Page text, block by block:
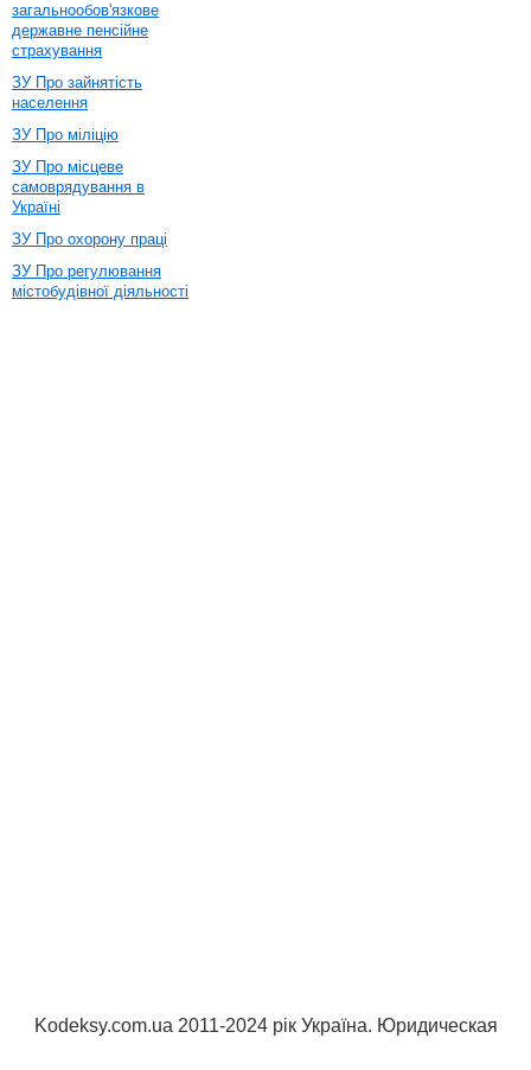
загальнообов'язкове
державне пенсійне
страхування
ЗУ Про зайнятість
населення
ЗУ Про міліцію
ЗУ Про місцеве
самоврядування в
Україні
ЗУ Про охорону праці
ЗУ Про регулювання
містобудівної діяльності
Kodeksy.com.ua 2011-2024 рік Україна. Юридическая